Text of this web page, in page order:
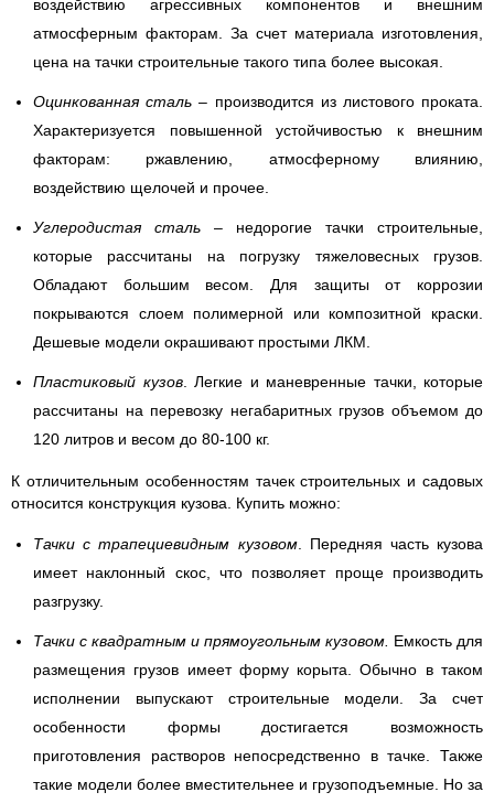
воздействию агрессивных компонентов и внешним
атмосферным факторам. За счет материала изготовления,
цена на тачки строительные такого типа более высокая.
Оцинкованная сталь – производится из листового проката.
Характеризуется повышенной устойчивостью к внешним
факторам: ржавлению, атмосферному влиянию,
воздействию щелочей и прочее.
Углеродистая сталь – недорогие тачки строительные,
которые рассчитаны на погрузку тяжеловесных грузов.
Обладают большим весом. Для защиты от коррозии
покрываются слоем полимерной или композитной краски.
Дешевые модели окрашивают простыми ЛКМ.
Пластиковый кузов. Легкие и маневренные тачки, которые
рассчитаны на перевозку негабаритных грузов объемом до
120 литров и весом до 80-100 кг.
К отличительным особенностям тачек строительных и садовых
относится конструкция кузова. Купить можно:
Тачки с трапециевидным кузовом. Передняя часть кузова
имеет наклонный скос, что позволяет проще производить
разгрузку.
Тачки с квадратным и прямоугольным кузовом. Емкость для
размещения грузов имеет форму корыта. Обычно в таком
исполнении выпускают строительные модели. За счет
особенности формы достигается возможность
приготовления растворов непосредственно в тачке. Также
такие модели более вместительнее и грузоподъемные. Но за